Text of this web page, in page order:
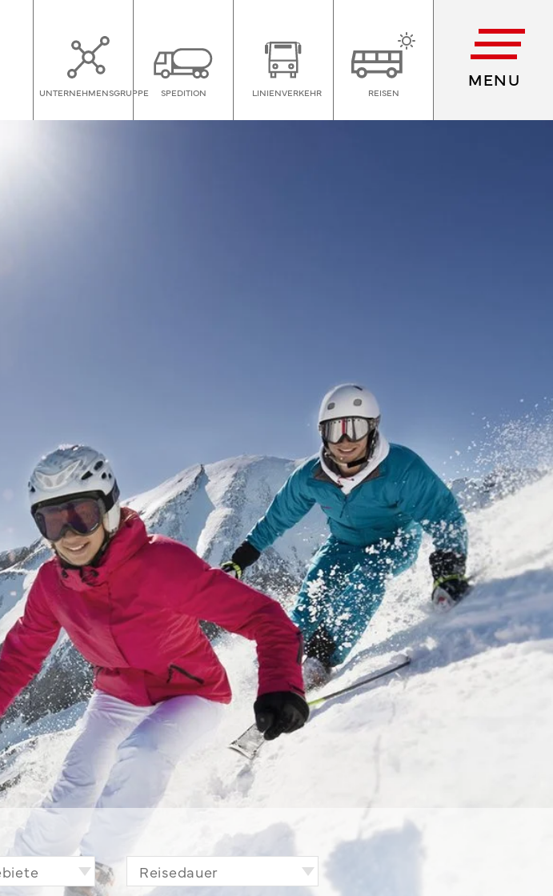
UNTERNEHMENSGRUPPE SPEDITION LINIENVERKEHR REISEN
MENU